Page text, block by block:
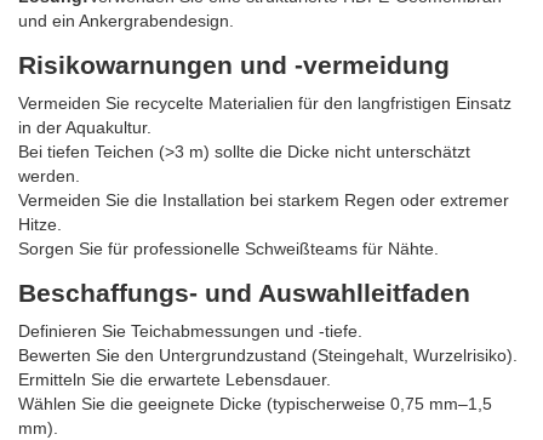
und ein Ankergrabendesign.
Risikowarnungen und -vermeidung
Vermeiden Sie recycelte Materialien für den langfristigen Einsatz
in der Aquakultur.
Bei tiefen Teichen (>3 m) sollte die Dicke nicht unterschätzt
werden.
Vermeiden Sie die Installation bei starkem Regen oder extremer
Hitze.
Sorgen Sie für professionelle Schweißteams für Nähte.
Beschaffungs- und Auswahlleitfaden
Definieren Sie Teichabmessungen und -tiefe.
Bewerten Sie den Untergrundzustand (Steingehalt, Wurzelrisiko).
Ermitteln Sie die erwartete Lebensdauer.
Wählen Sie die geeignete Dicke (typischerweise 0,75 mm–1,5
mm).